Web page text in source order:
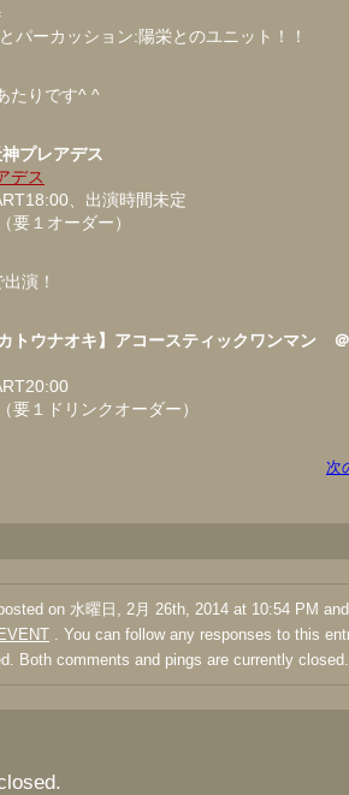
パーカッション:陽栄とのユニット！！
たりです^ ^
プレアデス
デス
、出演時間未定
要１オーダー）
演！
ウナオキ】アコースティックワンマン
要１ドリンクオーダー）
次
on 水曜日, 2月 26th, 2014 at 10:54 PM
. You can follow any responses to this
Both comments and pings are currently closed.